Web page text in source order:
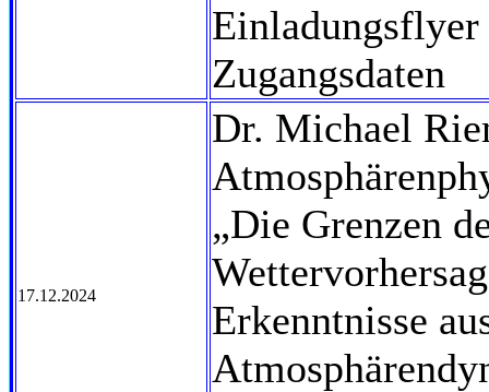
Zugangsdaten
17.12.2024
Dr. Michael
„Die Grenzen
Erkenntnisse